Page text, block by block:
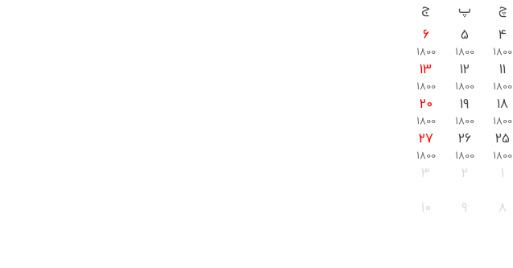
چ پ
ج
4
1800
5
1800
6
1800
11
1800
12
1800
13
1800
18
1800
19
1800
20
1800
25
1800
26
1800
27
1800
1
2
3
8
9
10